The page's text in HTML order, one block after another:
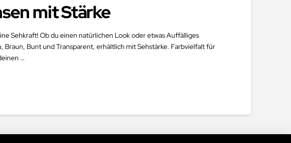
mit Stärke
Sehkraft! Ob du einen natürlichen Look oder etwas Auffälliges
Bunt und Transparent, erhältlich mit Sehstärke. Farbvielfalt für
…